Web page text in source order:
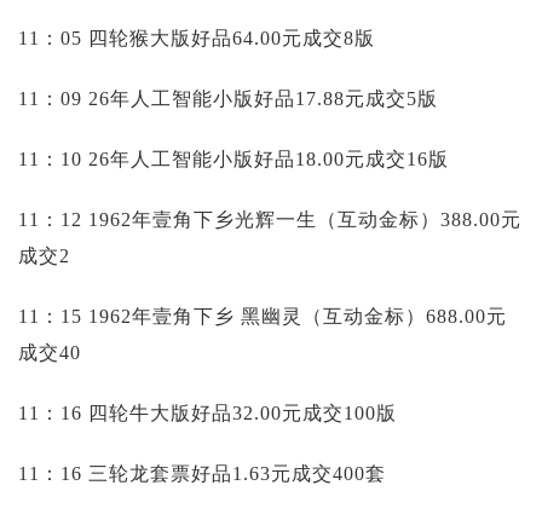
11：05 四轮猴大版好品64.00元成交8版
11：09 26年人工智能小版好品17.88元成交5版
11：10 26年人工智能小版好品18.00元成交16版
11：12 1962年壹角下乡光辉一生（互动金标）388.00元
成交2
11：15 1962年壹角下乡 黑幽灵（互动金标）688.00元
成交40
11：16 四轮牛大版好品32.00元成交100版
11：16 三轮龙套票好品1.63元成交400套